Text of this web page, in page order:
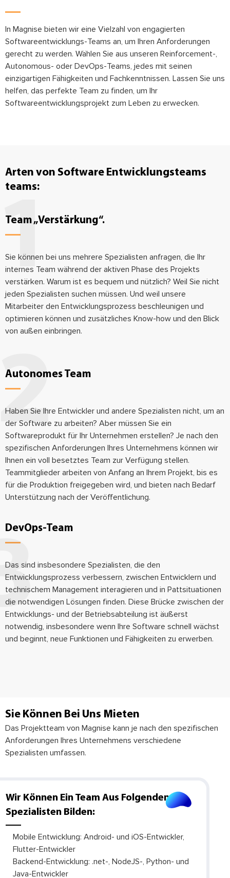
In Magnise bieten wir eine Vielzahl von engagierten
Softwareentwicklungs-Teams an, um Ihren Anforderungen
gerecht zu werden. Wählen Sie aus unseren Reinforcement-,
Autonomous- oder DevOps-Teams, jedes mit seinen
einzigartigen Fähigkeiten und Fachkenntnissen. Lassen Sie uns
helfen, das perfekte Team zu finden, um Ihr
Softwareentwicklungsprojekt zum Leben zu erwecken.
Arten von Software Entwicklungsteams
teams:
Team „Verstärkung“.
Sie können bei uns mehrere Spezialisten anfragen, die Ihr
internes Team während der aktiven Phase des Projekts
verstärken. Warum ist es bequem und nützlich? Weil Sie nicht
jeden Spezialisten suchen müssen. Und weil unsere
Mitarbeiter den Entwicklungsprozess beschleunigen und
optimieren können und zusätzliches Know-how und den Blick
von außen einbringen.
Autonomes Team
Haben Sie Ihre Entwickler und andere Spezialisten nicht, um an
der Software zu arbeiten? Aber müssen Sie ein
Softwareprodukt für Ihr Unternehmen erstellen? Je nach den
spezifischen Anforderungen Ihres Unternehmens können wir
Ihnen ein voll besetztes Team zur Verfügung stellen.
Teammitglieder arbeiten von Anfang an Ihrem Projekt, bis es
für die Produktion freigegeben wird, und bieten nach Bedarf
Unterstützung nach der Veröffentlichung.
DevOps-Team
Das sind insbesondere Spezialisten, die den
Entwicklungsprozess verbessern, zwischen Entwicklern und
technischem Management interagieren und in Pattsituationen
die notwendigen Lösungen finden. Diese Brücke zwischen der
Entwicklungs- und der Betriebsabteilung ist äußerst
notwendig, insbesondere wenn Ihre Software schnell wächst
und beginnt, neue Funktionen und Fähigkeiten zu erwerben.
Sie Können Bei Uns Mieten
Das Projektteam von Magnise kann je nach den spezifischen
Anforderungen Ihres Unternehmens verschiedene
Spezialisten umfassen.
Wir Können Ein Team Aus Folgenden
Spezialisten Bilden:
Mobile Entwicklung: Android- und iOS-Entwickler,
Flutter-Entwickler
Backend-Entwicklung: .net-, NodeJS-, Python- und
Java-Entwickler